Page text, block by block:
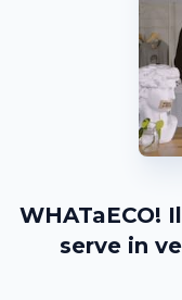
WHATaECO!
serve in